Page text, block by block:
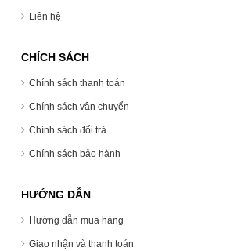
Liên hệ
CHÍCH SÁCH
Chính sách thanh toán
Chính sách vận chuyển
Chính sách đổi trả
Chính sách bảo hành
HƯỚNG DẪN
Hướng dẫn mua hàng
Giao nhận và thanh toán